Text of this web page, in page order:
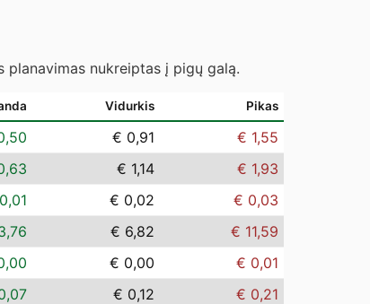
planavimas nukreiptas į pigų galą.
Vidurkis Pikas
€ 0,91
€ 1,55
€ 1,14
€ 1,93
€ 0,02
€ 0,03
€ 6,82
€ 11,59
€ 0,00
€ 0,01
€ 0,12
€ 0,21